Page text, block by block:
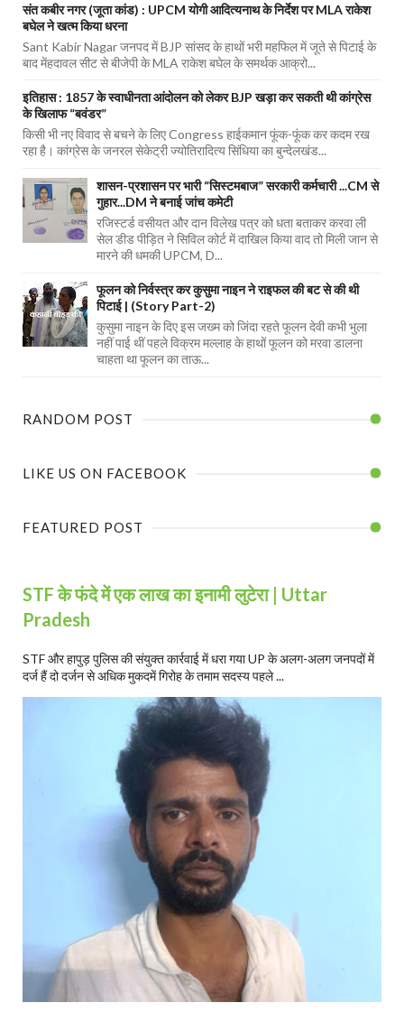
संत कबीर नगर (जूता कांड) : UPCM योगी आदित्यनाथ के निर्देश पर MLA राकेश
बघेल ने खत्म किया धरना
Sant Kabir Nagar जनपद में BJP सांसद के हाथों भरी महफिल में जूते से पिटाई के
बाद मेंहदावल सीट से बीजेपी के MLA राकेश बघेल के समर्थक आक्रो...
इतिहास : 1857 के स्वाधीनता आंदोलन को लेकर BJP खड़ा कर सकती थी कांग्रेस
के खिलाफ “बवंडर”
किसी भी नए विवाद से बचने के लिए Congress हाईकमान फूंक-फूंक कर कदम रख
रहा है। कांग्रेस के जनरल सेकेट्री ज्योतिरादित्य सिंधिया का बुन्देलखंड...
शासन-प्रशासन पर भारी “सिस्टमबाज” सरकारी कर्मचारी ...CM से
गुहार...DM ने बनाई जांच कमेटी
रजिस्टर्ड वसीयत और दान विलेख पत्र को धता बताकर करवा ली
सेल डीड पीड़ित ने सिविल कोर्ट में दाखिल किया वाद तो मिली जान से
मारने की धमकी UPCM, D...
फूलन को निर्वस्त्र कर कुसुमा नाइन ने राइफल की बट से की थी
पिटाई | (Story Part-2)
कुसुमा नाइन के दिए इस जख्म को जिंदा रहते फूलन देवी कभी भुला
नहीं पाई थीं पहले विक्रम मल्लाह के हाथों फूलन को मरवा डालना
चाहता था फूलन का ताऊ...
RANDOM POST
LIKE US ON FACEBOOK
FEATURED POST
STF के फंदे में एक लाख का इनामी लुटेरा | Uttar
Pradesh
STF और हापुड़ पुलिस की संयुक्त कार्रवाई में धरा गया UP के अलग-अलग जनपदों में
दर्ज हैं दो दर्जन से अधिक मुकदमें गिरोह के तमाम सदस्य पहले ...